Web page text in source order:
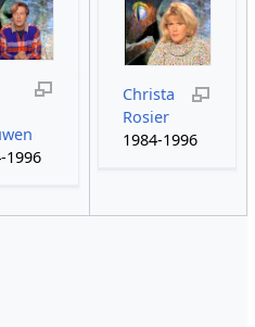
1996
Christa
Rosier
1984-1996